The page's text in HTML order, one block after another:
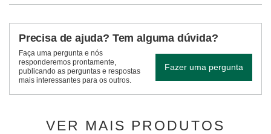
Precisa de ajuda? Tem alguma dúvida?
Faça uma pergunta e nós
responderemos prontamente,
publicando as perguntas e respostas
mais interessantes para os outros.
Fazer uma pergunta
VER MAIS PRODUTOS